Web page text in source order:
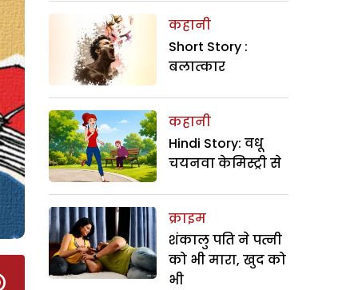
कहानी
Short Story :
बलात्कार
कहानी
Hindi Story: वधू
चयनवा केमिस्ट्री से
क्राइम
शंकालु पति ने पत्नी
को भी मारा, खुद को
भी